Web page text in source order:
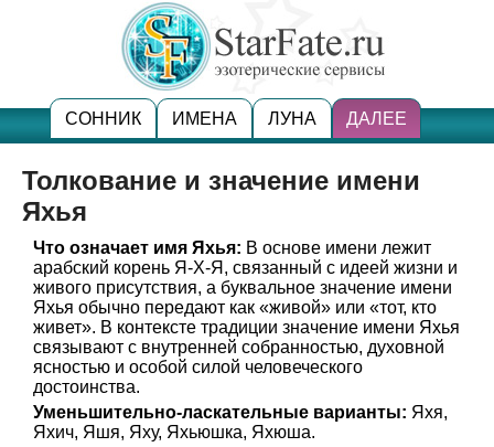
СОННИК ИМЕНА ЛУНА ДАЛЕЕ
Толкование и значение имени
Яхья
Что означает имя Яхья: В основе имени лежит
арабский корень Я-Х-Я, связанный с идеей жизни и
живого присутствия, а буквальное значение имени
Яхья обычно передают как «живой» или «тот, кто
живет». В контексте традиции значение имени Яхья
связывают с внутренней собранностью, духовной
ясностью и особой силой человеческого
достоинства.
Уменьшительно-ласкательные варианты: Яхя,
Яхич, Яшя, Яху, Яхьюшка, Яхюша.